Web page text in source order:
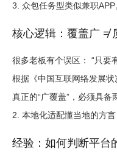
3. 众包任务型类似兼职
核心逻辑：覆盖广 ≠
很多老板有个误区： “只要
根据《中国互联网络发展
真正的“广覆盖”，必须具备
2. 本地化适配懂当地的方
经验：如何判断平台